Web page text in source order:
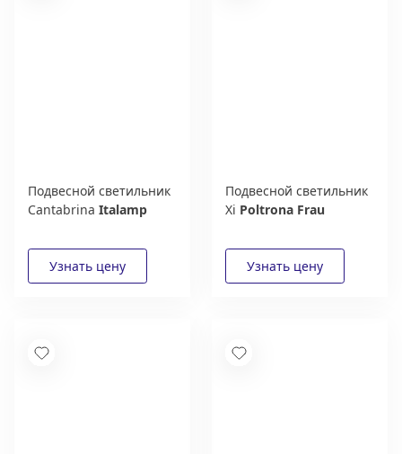
Подвесной светильник
Cantabrina Italamp
Подвесной светильник
Xi Poltrona Frau